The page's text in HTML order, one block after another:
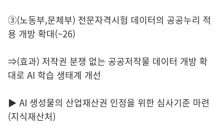
③(노동부,문체부) 전문자격시험 데이터의 공공누리 적
용 개방 확대(~26)
⇒(효과) 저작권 분쟁 없는 공공저작물 데이터 개방 확
대로 AI 학습 생태계 개선
▶ AI 생성물의 산업재산권 인정을 위한 심사기준 마련
(지식재산처)